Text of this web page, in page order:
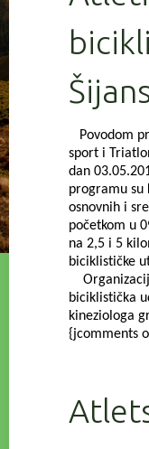
Povodom
sport i
dan
programu su
osnovnih i
početkom u
na 2,5 i 5
biciklističke
biciklistička
kineziologa
{jcomments